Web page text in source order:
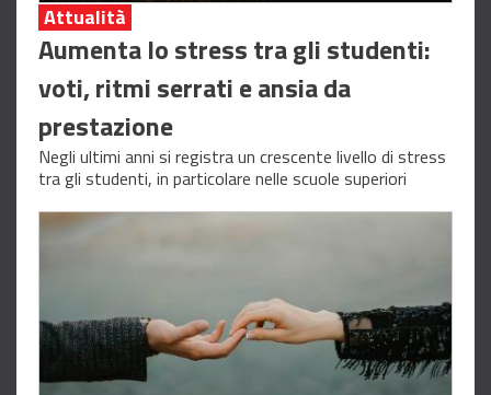
Attualità
Aumenta lo stress tra gli studenti:
voti, ritmi serrati e ansia da
prestazione
Negli ultimi anni si registra un crescente livello di stress
tra gli studenti, in particolare nelle scuole superiori